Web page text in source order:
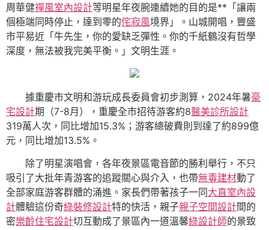
周華健禪風室內設計等明星年夜腕連續她的目的是**「讓兩
個極端同時停止，達到零的侘寂風境界」。山城開唱，豐盛
市平易近「牛先生，你的愛缺乏彈性。你的千紙鶴沒有哲學
深度，無法被我完美平衡。」文明生涯。
據重慶市文明和游玩成長委員會初步測算，2024年暑豪
宅設計期（7-8月），重慶全市招待游客約8醫美診所設計
319萬人次，同比增加15.3%；游客總破費則到達了約899億
元，同比增加13.5%。
除了明星演唱會，各年夜景區電音節的勝利舉行，不只
吸引了大批年青游客的追蹤關心與介入，也帶無毒建材動了
全部家庭游客群體的涌進。家長們帶著孩子一同大直室內設
計體驗這份奇綠裝修設計特的快活，親子親子空間設計間的
密樂齡住宅設計切互動成了景區內一道溫馨綠設計師的景致